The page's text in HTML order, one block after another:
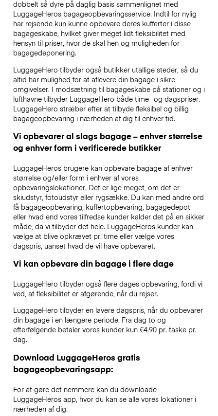
dobbelt så dyre på daglig basis sammenlignet med
LuggageHeros bagageopbevaringsservice. Indtil for nylig
har rejsende kun kunne opbevare deres kufferter i disse
bagageskabe, hvilket giver meget lidt fleksibilitet med
hensyn til priser, hvor de skal hen og muligheden for
bagagedeponering.
LuggageHero tilbyder også butikker utallige steder, så du
altid har mulighed for at aflevere din bagage i sikre
omgivelser. I modsætning til bagageskabe på stationer og i
lufthavne tilbyder LuggageHero både time- og dagspriser.
LuggageHero stræber efter at tilbyde fleksibel og billig
bagageopbevaring i nærheden af dig til enhver tid.
Vi opbevarer al slags bagage – enhver størrelse
og enhver form i verificerede butikker
LuggageHeros brugere kan opbevare bagage af enhver
størrelse og/eller form i enhver af vores
opbevaringslokationer. Det er lige meget, om det er
skiudstyr, fotoudstyr eller rygsække. Du kan med andre ord
få bagageopbevaring, kuffertopbevaring, bagagedepot
eller hvad end vores tilfredse kunder kalder det på en sikker
måde, da vi tilbyder det hele. LuggageHeros kunder kan
vælge at blive opkrævet pr. time eller vælge vores
dagspris, uanset hvad de vil have opbevaret.
Vi kan opbevare din bagage i flere dage
LuggageHero tilbyder også flere dages opbevaring, fordi vi
ved, at fleksibilitet er afgørende, når du rejser.
LuggageHero tilbyder en lavere dagspris, når du opbevarer
din bagage i en længere periode. Fra dag to og
efterfølgende betaler vores kunder kun €4.90 pr. taske pr.
dag.
Download LuggageHeros gratis
bagageopbevaringsapp:
For at gøre det nemmere kan du downloade
LuggageHeros app, hvor du kan se alle vores lokationer i
nærheden af dig.